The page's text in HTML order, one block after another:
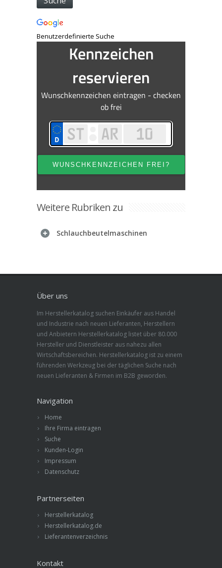
Benutzerdefinierte Suche
Weitere Rubriken zu
Schlauchbeutelmaschinen
Über uns
Im Herstellerkatalog suchen Einkäufer aus Handel
und Industrie nach neuen Lieferanten, Herstellern
und Anbietern Herstellerkatalog listet über 80.000
Hersteller und Dienstleister aus nahezu allen
Wirtschaftsbereichen. Herstellerkatalog ist zu einem
führenden Werkzeug bei der täglichen Suche nach
neuen Lieferanten & Firmen im B2B geworden.
Navigation
Home
Ihre Firma eintragen
Suche
Kunden-Login
Impressum
Datenschutz
Partnerseiten
Herstellerkatalog
Herstellerkatalog.de
Lieferantenverzeichnis
Kontakt